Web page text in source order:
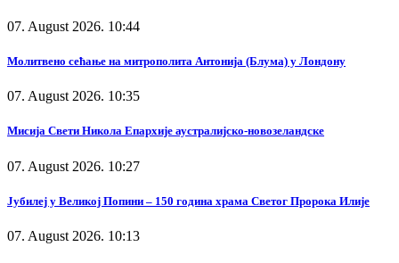
07. August 2026. 10:44
Молитвено сећање на митрополита Антонија (Блума) у Лондону
07. August 2026. 10:35
Мисија Свети Никола Епархије аустралијско-новозеландске
07. August 2026. 10:27
Јубилеј у Великој Попини – 150 година храма Светог Пророка Илије
07. August 2026. 10:13